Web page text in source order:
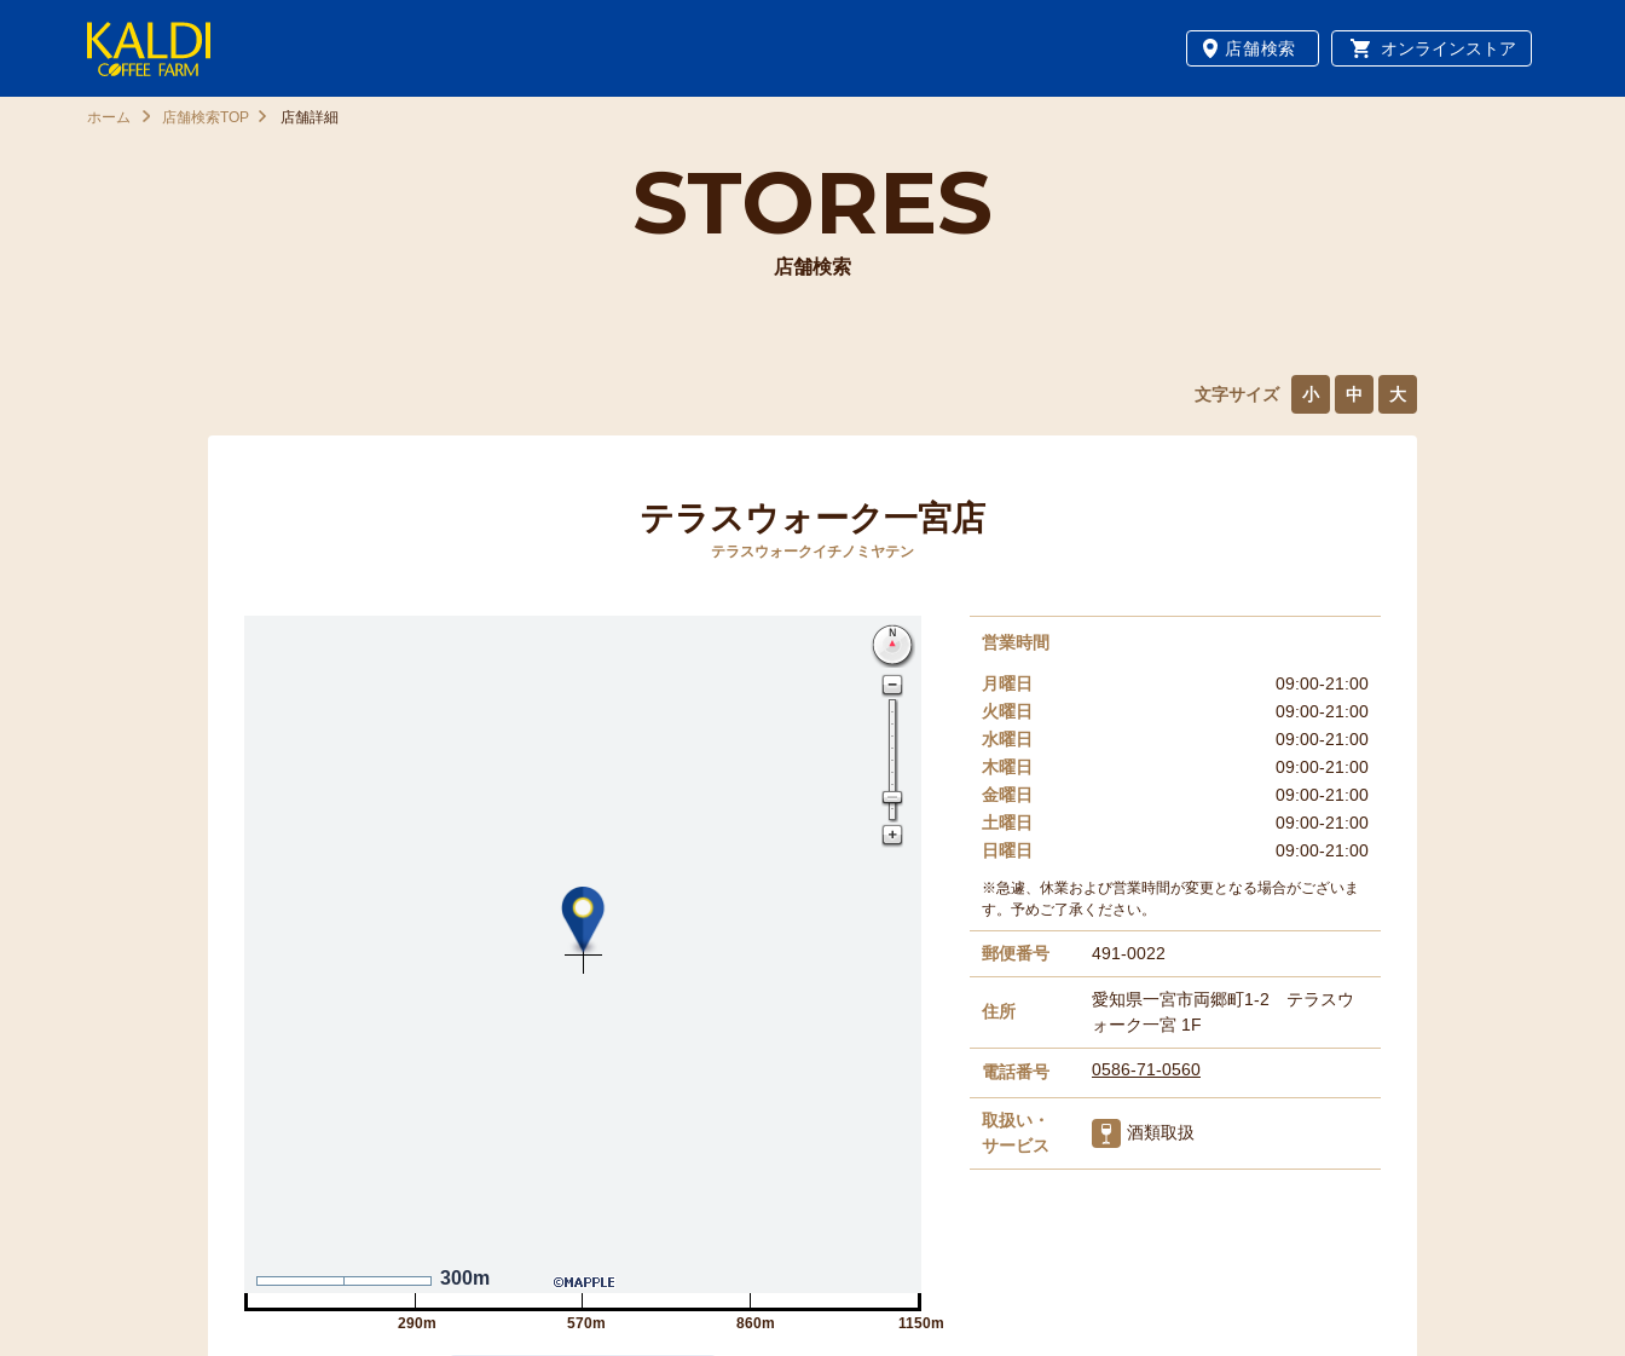
店舗検索 オンラインストア
STORES
店舗検索
ホーム 店舗検索TOP 店舗詳細
文字サイズ 小 中 大
テラスウォーク一宮店
テラスウォークイチノミヤテン
300m
290m 570m 860m 1150m
営業時間
月曜日
09:00-21:00
火曜日
09:00-21:00
水曜日
09:00-21:00
木曜日
09:00-21:00
金曜日
09:00-21:00
土曜日
09:00-21:00
日曜日
09:00-21:00
※急遽、休業および営業時間が変更となる場合がございま
す。予めご了承ください。
郵便番号 491-0022
住所
愛知県一宮市両郷町1-2 テラスウ
ォーク一宮 1F
電話番号 0586-71-0560
取扱い・
サービス
酒類取扱